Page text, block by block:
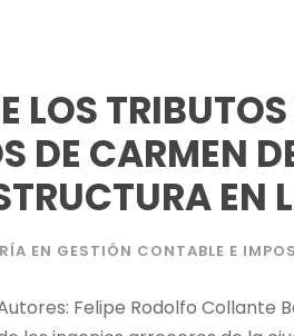
LOS
DE CARMEN
EN GESTIÓN CONTABLE E
Felipe Rodolfo